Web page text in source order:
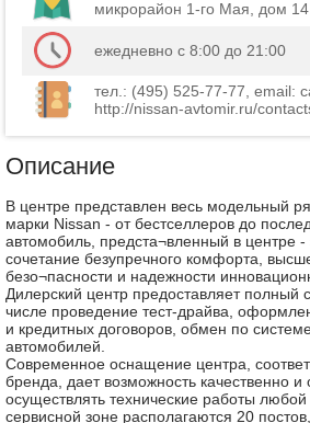
микрорайон 1-го Мая, дом 14
ежедневно с 8:00 до 21:00
тел.: (495) 525-77-77, email:
http://nissan-avtomir.ru/
Описание
В центре представлен весь модельный
марки Nissan - от бестселлеров до
автомобиль, предста¬вленный в центре -
сочетание безупречного комфорта,
безо¬пасности и надежности
Дилерский центр предоставляет полный
числе проведение тест-драйва,
и кредитных договоров, обмен по
автомобилей.
Современное оснащение центра,
бренда, дает возможность качественно и
осуществлять технические работы
сервисной зоне располагаются 20